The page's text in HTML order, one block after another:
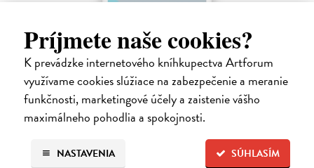
Príjmete naše cookies?
K prevádzke internetového kníhkupectva Artforum
využívame cookies slúžiace na zabezpečenie a meranie
funkčnosti, marketingové účely a zaistenie vášho
maximálneho pohodlia a spokojnosti.
SÚHLASÍM
NASTAVENIA
Wortbildung im deutsch-tschechischen
Wörterbuch
Šemelík Martin| Kniha
Kniha vychází z praktické lexikografické práce na Velkém německo-
českém akademickém slovníku, jenž vzniká v Ústavu germánských
studií Filozofické fakulty Univerzity Karlovy. Tématem knihy jsou
Zasielame do 12 dní